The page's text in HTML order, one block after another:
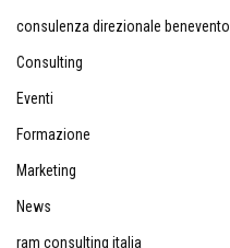
consulenza direzionale benevento
Consulting
Eventi
Formazione
Marketing
News
ram consulting italia